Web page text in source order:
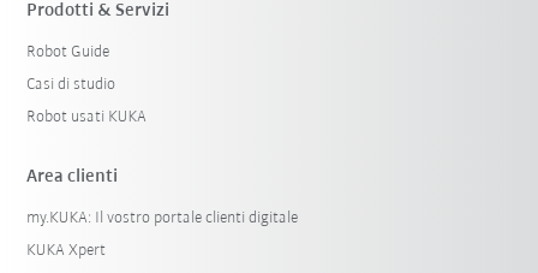
Prodotti & Servizi
Robot Guide
Casi di studio
Robot usati KUKA
Area clienti
my.KUKA: Il vostro portale clienti digitale
KUKA Xpert